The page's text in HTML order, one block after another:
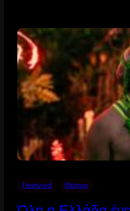
Featured Θέατρο